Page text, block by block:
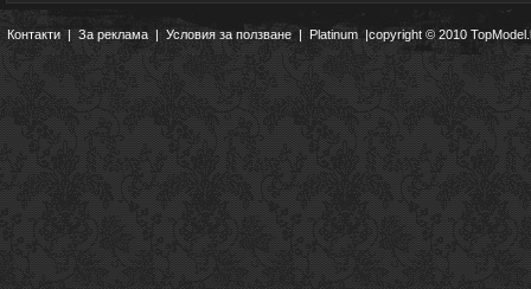
Контакти|За реклама | Условия за ползване | Platinum |copyright © 2010